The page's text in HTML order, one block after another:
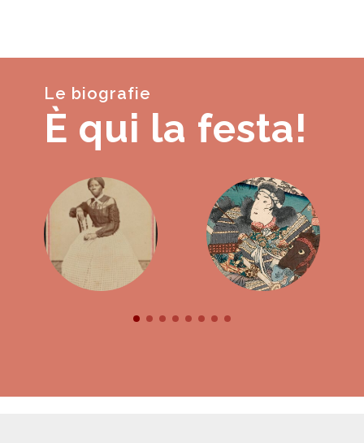
Le biografie
È qui la festa!